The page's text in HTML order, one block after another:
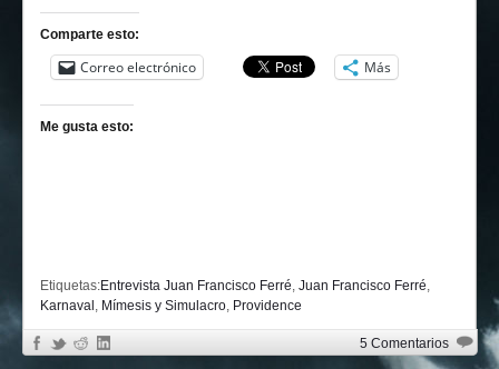
Comparte esto:
Correo electrónico Más
Me gusta esto:
Etiquetas:Entrevista Juan Francisco Ferré, Juan Francisco Ferré,
Karnaval , Mímesis y Simulacro, Providence
5 Comentarios